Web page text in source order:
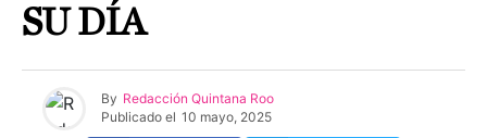
SU DÍA
By Redacción Quintana Roo
Publicado el 10 mayo, 2025